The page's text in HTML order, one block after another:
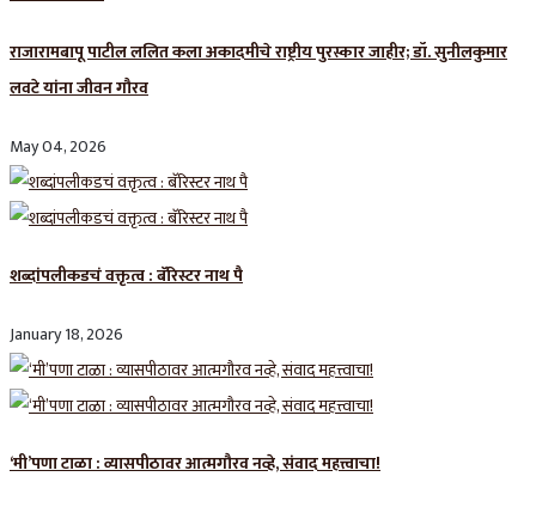
राजारामबापू पाटील ललित कला अकादमीचे राष्ट्रीय पुरस्कार जाहीर; डॉ. सुनीलकुमार
लवटे यांना जीवन गौरव
May 04, 2026
शब्दांपलीकडचं वक्तृत्व : बॅरिस्टर नाथ पै
January 18, 2026
‘मी’पणा टाळा : व्यासपीठावर आत्मगौरव नव्हे, संवाद महत्त्वाचा!